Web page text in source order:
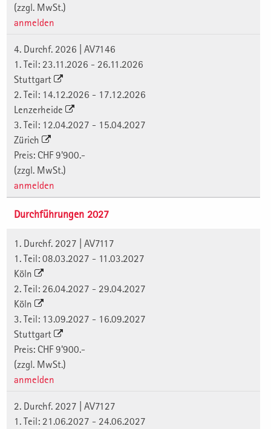
(zzgl. MwSt.)
anmelden
4. Durchf. 2026 | AV7146
1. Teil: 23.11.2026 - 26.11.2026
Stuttgart
2. Teil: 14.12.2026 - 17.12.2026
Lenzerheide
3. Teil: 12.04.2027 - 15.04.2027
Zürich
Preis: CHF 9'900.-
(zzgl. MwSt.)
anmelden
Durchführungen 2027
1. Durchf. 2027 | AV7117
1. Teil: 08.03.2027 - 11.03.2027
Köln
2. Teil: 26.04.2027 - 29.04.2027
Köln
3. Teil: 13.09.2027 - 16.09.2027
Stuttgart
Preis: CHF 9'900.-
(zzgl. MwSt.)
anmelden
2. Durchf. 2027 | AV7127
1. Teil: 21.06.2027 - 24.06.2027